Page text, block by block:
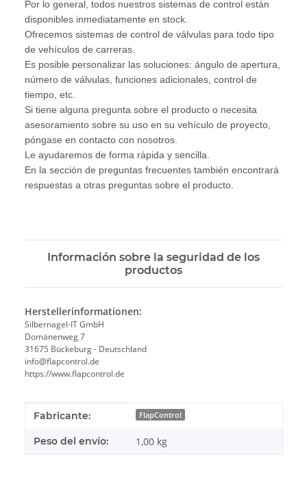
Por lo general, todos nuestros sistemas de control están
disponibles inmediatamente en stock.
Ofrecemos sistemas de control de válvulas para todo tipo
de vehículos de carreras.
Es posible personalizar las soluciones: ángulo de apertura,
número de válvulas, funciones adicionales, control de
tiempo, etc.
Si tiene alguna pregunta sobre el producto o necesita
asesoramiento sobre su uso en su vehículo de proyecto,
póngase en contacto con nosotros.
Le ayudaremos de forma rápida y sencilla.
En la sección de preguntas frecuentes también encontrará
respuestas a otras preguntas sobre el producto.
Información sobre la seguridad de los
productos
Herstellerinformationen:
Silbernagel-IT GmbH
Domänenweg 7
31675 Bückeburg - Deutschland
info@flapcontrol.de
https://www.flapcontrol.de
#productDetails.itemInformation#
#productDetails.itemValue#
Fabricante: FlapControl
Peso del envío: 1,00 kg